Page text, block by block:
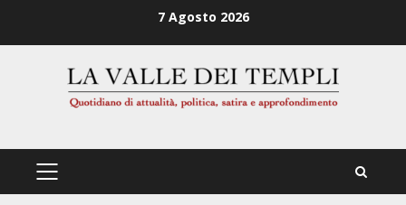
7 Agosto 2026
PRIMÄRES